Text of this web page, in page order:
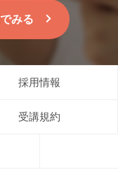
みる
採用情報
受講規約